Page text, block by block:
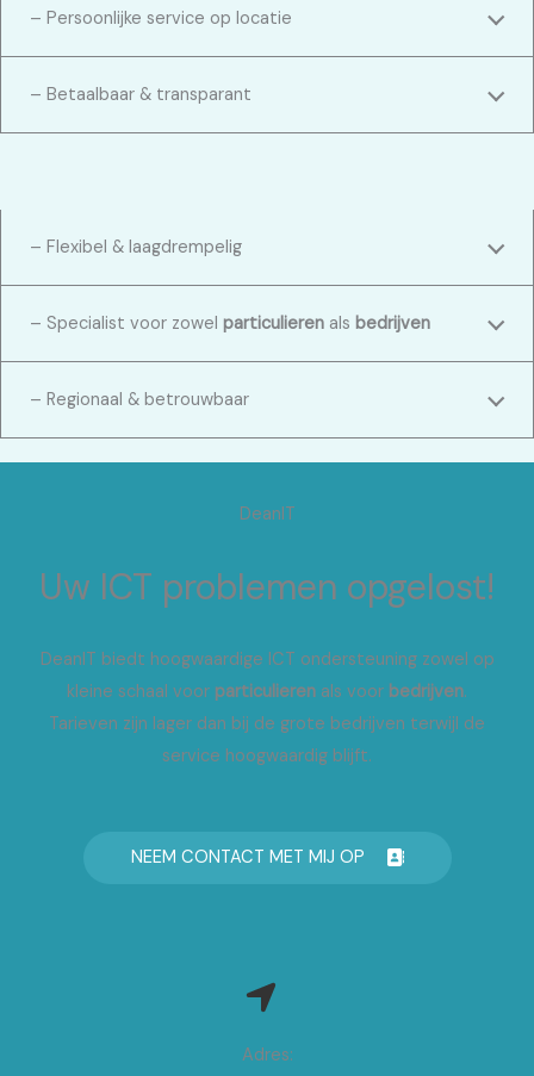
– Persoonlijke service op locatie
– Betaalbaar & transparant
– Flexibel & laagdrempelig
– Specialist voor zowel particulieren als bedrijven
– Regionaal & betrouwbaar
DeanIT
Uw ICT problemen opgelost!
DeanIT biedt hoogwaardige ICT ondersteuning zowel op
kleine schaal voor particulieren als voor bedrijven.
Tarieven zijn lager dan bij de grote bedrijven terwijl de
service hoogwaardig blijft.
NEEM CONTACT MET MIJ OP
Adres: